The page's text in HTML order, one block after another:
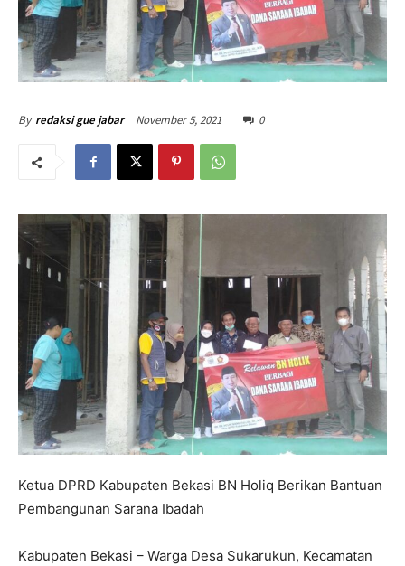
By redaksi gue jabar November 5, 2021 0
Ketua DPRD Kabupaten Bekasi BN Holiq Berikan Bantuan
Pembangunan Sarana Ibadah
Kabupaten Bekasi – Warga Desa Sukarukun, Kecamatan